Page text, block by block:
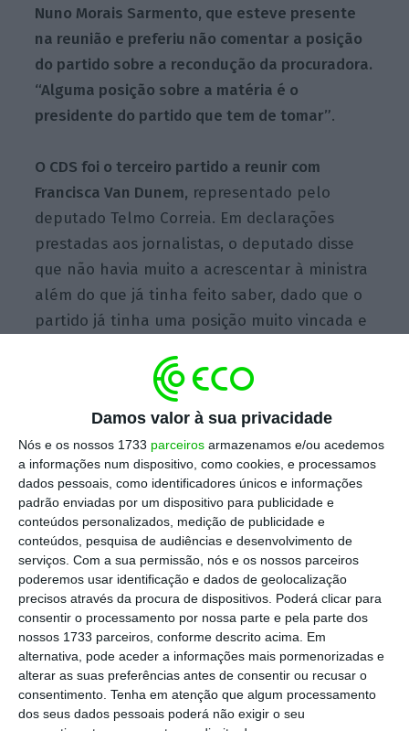
Damos valor à sua privacidade
Nós e os nossos 1733 parceiros armazenamos e/ou acedemos
a informações num dispositivo, como cookies, e processamos
dados pessoais, como identificadores únicos e informações
padrão enviadas por um dispositivo para publicidade e
conteúdos personalizados, medição de publicidade e
conteúdos, pesquisa de audiências e desenvolvimento de
serviços. Com a sua permissão, nós e os nossos parceiros
poderemos usar identificação e dados de geolocalização
precisos através da procura de dispositivos. Poderá clicar para
consentir o processamento por nossa parte e pela parte dos
nossos 1733 parceiros, conforme descrito acima. Em
alternativa, pode aceder a informações mais pormenorizadas e
alterar as suas preferências antes de consentir ou recusar o
consentimento. Tenha em atenção que algum processamento
dos seus dados pessoais poderá não exigir o seu
Nuno Morais Sarmento, que esteve presente
na reunião e preferiu não comentar a posição
do partido sobre a recondução da procuradora.
“Alguma posição sobre a matéria é o
presidente do partido que tem de tomar”.
O CDS foi o terceiro partido a reunir com
Francisca Van Dunem, representado pelo
deputado Telmo Correia. Em declarações
prestadas aos jornalistas, o deputado disse
que não havia muito a acrescentar à ministra
além do que já tinha feito saber, dado que o
partido já tinha uma posição muito vincada e
deve manter-se à frente do Ministério
“Promover uma alteração neste momento
seria contraproducente porque temos uma
imagem positiva[do mandato da
procuradora]”, disse o deputado, que
acrescentou que “tudo visto e ponderado
seria melhor não termos um mandato longo
e único, mas neste caso um mandato longo e
repetido porque a credibilização da justiça
tem avançado”.
Do PCP,Paulo Raimundo foi o quarto a reunir